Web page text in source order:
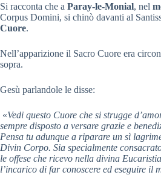
Si racconta che a Paray-le-Monial, nel
Corpus Domini, si chinò davanti al
Cuore.
Nell’apparizione il Sacro Cuore era
sopra.
Gesù parlandole le disse:
«Vedi questo Cuore che si strugge
sempre disposto a versare grazie e
Pensa tu adunque a riparare un sì
Divin Corpo. Sia specialmente
le offese che ricevo nella divina
l’incarico di far conoscere ed eseguire il